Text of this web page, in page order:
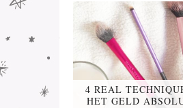
4 REAL
HET GELD